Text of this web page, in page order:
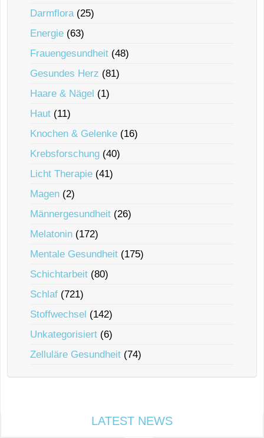
Darmflora(25)
Energie (63)
Frauengesundheit (48)
Gesundes Herz (81)
Haare & Nägel (1)
Haut (11)
Knochen & Gelenke (16)
Krebsforschung (40)
Licht Therapie (41)
Magen (2)
Männergesundheit (26)
Melatonin (172)
Mentale Gesundheit (175)
Schichtarbeit (80)
Schlaf (721)
Stoffwechsel (142)
Unkategorisiert (6)
Zelluläre Gesundheit (74)
LATEST NEWS